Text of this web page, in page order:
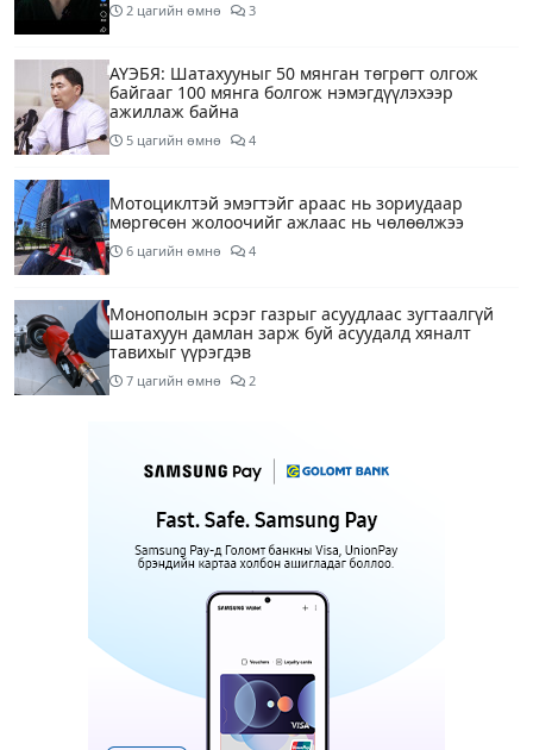
2 цагийн өмнө 3
АҮЭБЯ: Шатахууныг 50 мянган төгрөгт олгож
байгааг 100 мянга болгож нэмэгдүүлэхээр
ажиллаж байна
5 цагийн өмнө 4
Мотоциклтэй эмэгтэйг араас нь зориудаар
мөргөсөн жолоочийг ажлаас нь чөлөөлжээ
6 цагийн өмнө 4
Монополын эсрэг газрыг асуудлаас зугтаалгүй
шатахуун дамлан зарж буй асуудалд хяналт
тавихыг үүрэгдэв
7 цагийн өмнө 2
настай охиныг 7 дахь өдрөө хайж байна
АҮЭБЯ: Тэгш, сондгойг мөрдөөгүй 7 ШТС-д
торгууль ногдуулах, тусгай зөвшөөрлийг нь
цуцлах хүртэл арга хэмжээ авахыг сануулав
Боловсролын сайд Л.Энх-Амгалан Pearson
компанийн удирдлагуудтай уулзаж, хамтын
ажиллагааг гүнзгийрүүлэх талаар ярилцжээ